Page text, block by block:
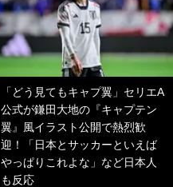
「どう見てもキャプ翼」セリエA
公式が鎌田大地の『キャプテン
翼』風イラスト公開で熱烈歓
迎！「日本とサッカーといえば
やっぱりこれよな」など日本人
も反応